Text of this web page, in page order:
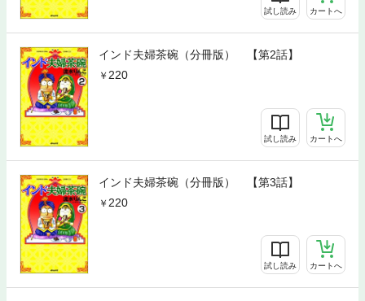
試し読み カートへ
インド夫婦茶碗（分冊版） 【第2話】
220
試し読み カートへ
インド夫婦茶碗（分冊版） 【第3話】
220
試し読み カートへ